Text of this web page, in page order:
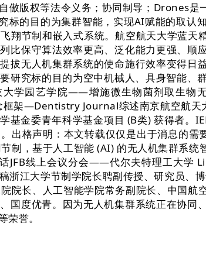
版权等法令义务；协同制导；Drones是
的目的为集群智能，实现AI赋能的取认
节制和嵌入式系统。航空航天大学蓝天
保守算法效率更高、泛化能力更强、顺
无人机集群系统的使命施行效率变得日
究标的目的为空中机械人、具身智能、
学园艺学院——增施微生物菌剂取生物
架—Dentistry Journal综述南京航空航天
金委青年科学基金项目 (B类) 获得者。
格声明：本文转载仅仅是出于消息的需
制，基于人工智能 (AI) 的无人机集群系
JFB线上会议分会——代尔夫特理工大学
江大学节制学院长聘副传授、研究员、
院长、人工智能学院常务副院长、中国
度优青。因为无人机集群系统正在协同
誉。